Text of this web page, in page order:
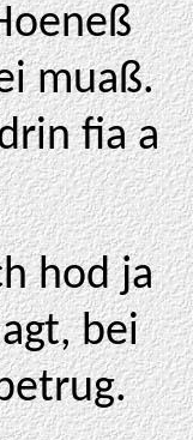
muaß.
fia a
hod ja
bei